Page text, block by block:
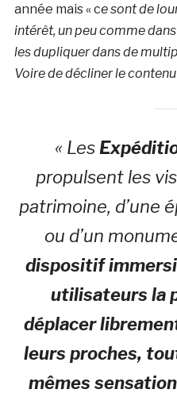
année mais « ce sont de
intérêt, un peu comme
les dupliquer dans de
Voire de décliner le
« Les
propulsent les
patrimoine, d’une
ou d’un
dispositif
utilisateurs la
déplacer
leurs proches,
mêmes